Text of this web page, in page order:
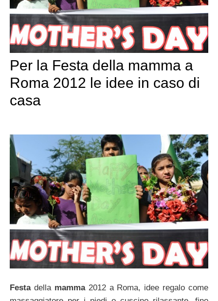
Per la Festa della mamma a
Roma 2012 le idee in caso di
casa
Festadella mamma2012 a Roma, idee regalo come